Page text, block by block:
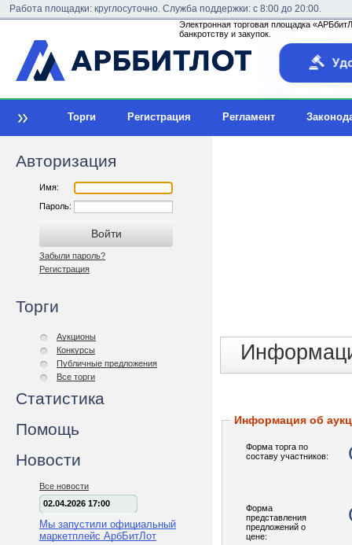
Работа площадки: круглосуточно. Служба поддержки: с 8:00 до 20:00.
Электронная торговая площадка
банкротству и закупок.
Торги Регистрация Регламент
Авторизация
Имя:
Пароль:
Забыли пароль?
Регистрация
Торги
Аукционы
Конкурсы
Публичные предложения
Все торги
Статистика
Помощь
Новости
Все новости
02.04.2026 17:00
Мы запустили официальный
маркетплейс АрбБитЛот
Информация об
Форма торга по
составу участников:
Форма
представления
предложений о
цене: